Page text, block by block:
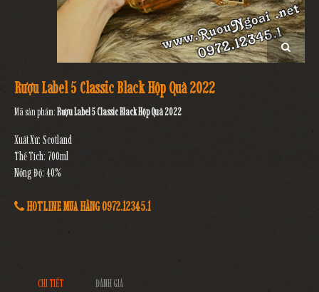
Rượu Label 5 Classic Black Hộp Quà 2022
Mã sản phẩm:Rượu Label 5 Classic Black Hộp Quà 2022
Xuất Xứ: Scotland
Thể Tích: 700ml
Nồng Độ: 40%
HOTLINE MUA HÀNG 0972.12345.1
CHI TIẾT ĐÁNH GIÁ